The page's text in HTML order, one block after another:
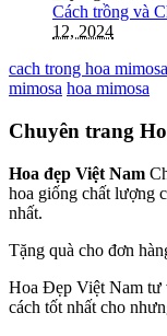
Cách trồng và
12, 2024
cach trong hoa mimosa
mimosa hoa mimosa
Chuyên trang
Hoa đẹp Việt Nam
hoa giống chất lượng
nhất.
Tặng quà cho đơn
Hoa Đẹp Việt Nam tư
cách tốt nhất cho